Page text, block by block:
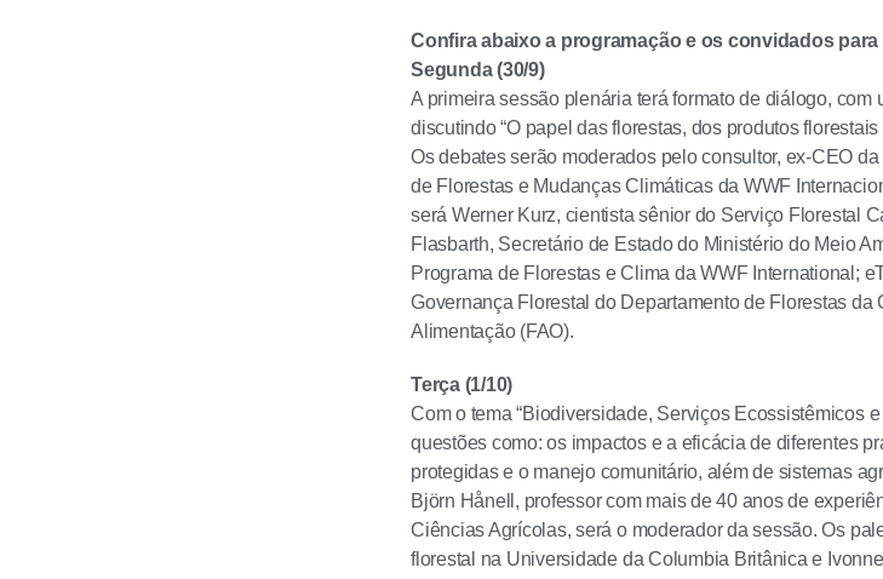
Confira abaixo a programação e os convidados
Segunda (30/9)
A primeira sessão plenária terá formato de diálogo,
discutindo “O papel das florestas, dos produtos
Os debates serão moderados pelo consultor, ex-CEO
de Florestas e Mudanças Climáticas da WWF
será Werner Kurz, cientista sênior do Serviço Florestal
Flasbarth, Secretário de Estado do Ministério do Meio
Programa de Florestas e Clima da WWF International;
Governança Florestal do Departamento de Florestas
Alimentação (FAO).
Terça (1/10)
Com o tema “Biodiversidade, Serviços Ecossistêmicos
questões como: os impactos e a eficácia de diferentes
protegidas e o manejo comunitário, além de sistemas
Björn Hånell, professor com mais de 40 anos de
Ciências Agrícolas, será o moderador da sessão. Os
florestal na Universidade da Columbia Britânica e